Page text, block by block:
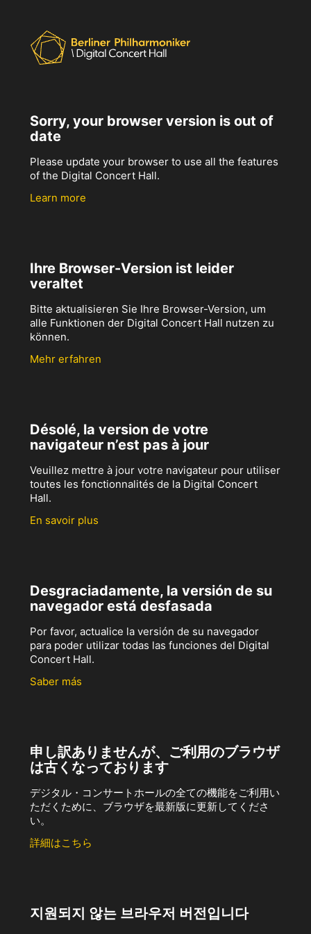
Sorry, your browser version is out of
date
Please update your browser to use all the features
of the Digital Concert Hall.
Learn more
Ihre Browser-Version ist leider
veraltet
Bitte aktualisieren Sie Ihre Browser-Version, um
alle Funktionen der Digital Concert Hall nutzen zu
können.
Mehr erfahren
Désolé, la version de votre
navigateur n’est pas à jour
Veuillez mettre à jour votre navigateur pour utiliser
toutes les fonctionnalités de la Digital Concert
Hall.
En savoir plus
Desgraciadamente, la versión de su
navegador está desfasada
Por favor, actualice la versión de su navegador
para poder utilizar todas las funciones del Digital
Concert Hall.
Saber más
申し訳ありませんが、ご利用のブラウザ
は古くなっております
デジタル・コンサートホールの全ての機能をご利用い
ただくために、ブラウザを最新版に更新してくださ
い。
詳細はこちら
지원되지 않는 브라우저 버전입니다